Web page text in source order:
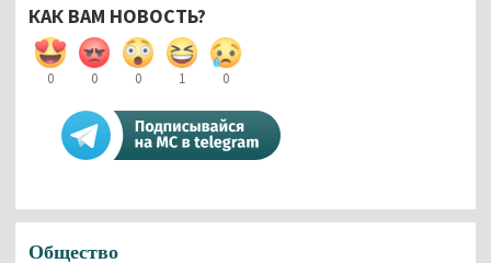
КАК ВАМ НОВОСТЬ?
0 0 0 1 0
Общество